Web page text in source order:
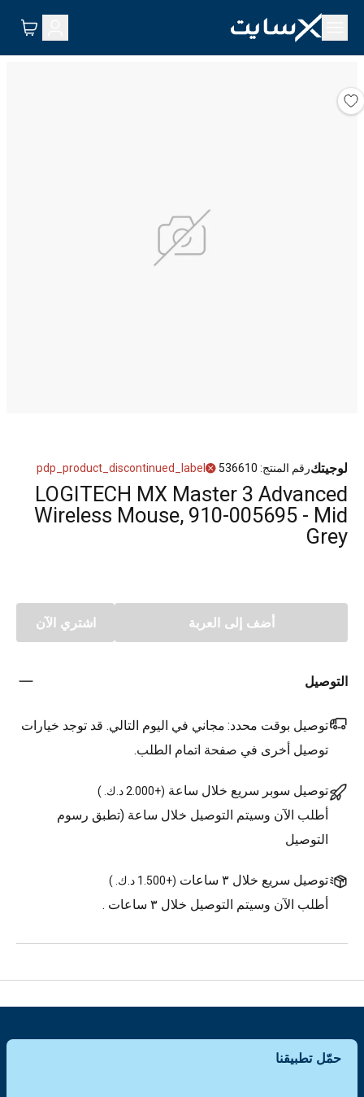
لوجيتكرقم المنتج:
536610
pdp_product_discontinued_label
LOGITECH MX Master 3 Advanced
Wireless Mouse, 910-005695 - Mid
Grey
أضف إلى العربة اشتري الآن
التوصيل
توصيل بوقت محدد: مجاني في اليوم التالي. قد توجد خيارات
توصيل أخرى في صفحة اتمام الطلب.
توصيل سوبر سريع خلال ساعة (+2.000 د.ك. )
أطلب الآن وسيتم التوصيل خلال ساعة (تطبق رسوم
التوصيل
توصيل سريع خلال ٣ ساعات (+1.500 د.ك. )
أطلب الآن وسيتم التوصيل خلال ٣ ساعات .
حمّل تطبيقنا